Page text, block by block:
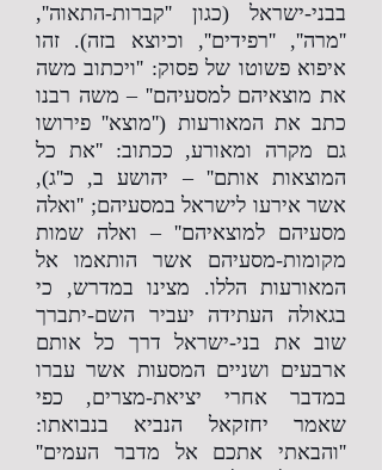
בבני-ישראל (כגון ''קברות-התאוה'',
''מרה'', ''רפידים'', וכיוצא בזה). זהו
איפוא פשוטו של פסוק: ''ויכתוב משה
את מוצאיהם למסעיהם'' – משה רבנו
כתב את המאורעות (''מוצא'' פירושו
גם מקרה ומאורע, ככתוב: ''את כל
המוצאות אותם'' – יהושע ב, כ''ג),
אשר אירעו לישראל במסעיהם; ''ואלה
מסעיהם למוצאיהם'' – ואלה שמות
מקומות-מסעיהם אשר הותאמו אל
המאורעות הללו. מצינו במדרש, כי
בגאולה העתידה יעביר השם-יתברך
שוב את בני-ישראל דרך כל אותם
ארבעים ושניים המסעות אשר עברו
במדבר אחרי יציאת-מצרים, כפי
שאמר יחזקאל הנביא בנבואתו:
''והבאתי אתכם אל מדבר העמים''